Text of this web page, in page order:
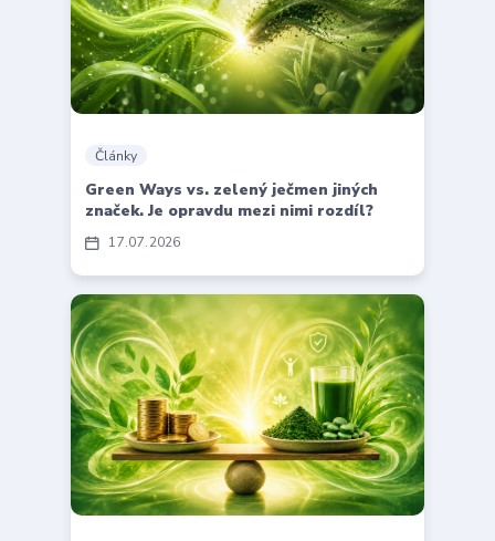
17 07 2026
Články
Green Ways vs. zelený ječmen jiných
značek. Je opravdu mezi nimi rozdíl?